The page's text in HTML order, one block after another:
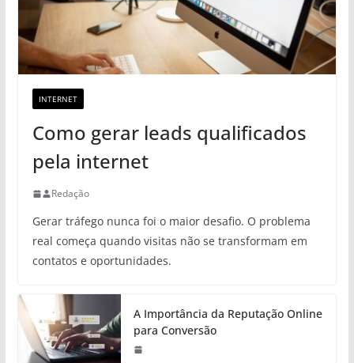
INTERNET
Como gerar leads qualificados
pela internet
Redação
Gerar tráfego nunca foi o maior desafio. O problema
real começa quando visitas não se transformam em
contatos e oportunidades.
A Importância da Reputação Online
para Conversão